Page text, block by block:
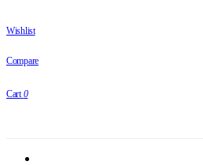
Wishlist
Compare
Cart 0